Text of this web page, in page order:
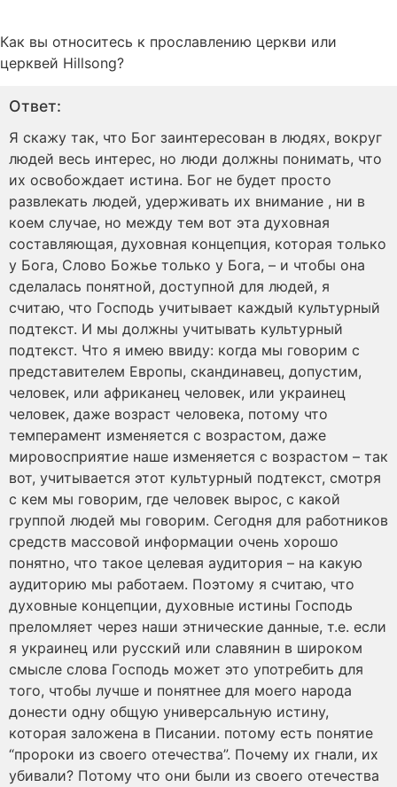
Как вы относитесь к прославлению церкви или
церквей Hillsong?
Я скажу так, что Бог заинтересован в людях, вокруг
людей весь интерес, но люди должны понимать, что
их освобождает истина. Бог не будет просто
развлекать людей, удерживать их внимание , ни в
коем случае, но между тем вот эта духовная
составляющая, духовная концепция, которая только
у Бога, Слово Божье только у Бога, – и чтобы она
сделалась понятной, доступной для людей, я
считаю, что Господь учитывает каждый культурный
подтекст. И мы должны учитывать культурный
подтекст. Что я имею ввиду: когда мы говорим с
представителем Европы, скандинавец, допустим,
человек, или африканец человек, или украинец
человек, даже возраст человека, потому что
темперамент изменяется с возрастом, даже
мировосприятие наше изменяется с возрастом – так
вот, учитывается этот культурный подтекст, смотря
с кем мы говорим, где человек вырос, с какой
группой людей мы говорим. Сегодня для работников
средств массовой информации очень хорошо
понятно, что такое целевая аудитория – на какую
аудиторию мы работаем. Поэтому я считаю, что
духовные концепции, духовные истины Господь
преломляет через наши этнические данные, т.е. если
я украинец или русский или славянин в широком
смысле слова Господь может это употребить для
того, чтобы лучше и понятнее для моего народа
донести одну общую универсальную истину,
которая заложена в Писании. потому есть понятие
“пророки из своего отечества”. Почему их гнали, их
убивали? Потому что они были из своего отечества